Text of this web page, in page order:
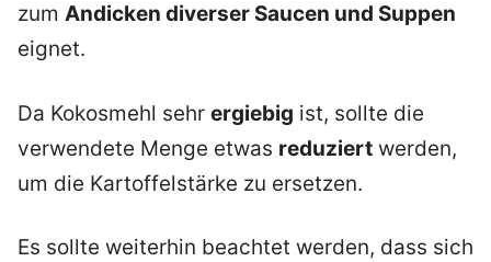
zum Andicken diverser Saucen und Suppen
eignet.
Da Kokosmehl sehr ergiebig ist, sollte die
verwendete Menge etwas reduziert werden,
um die Kartoffelstärke zu ersetzen.
Es sollte weiterhin beachtet werden, dass sich